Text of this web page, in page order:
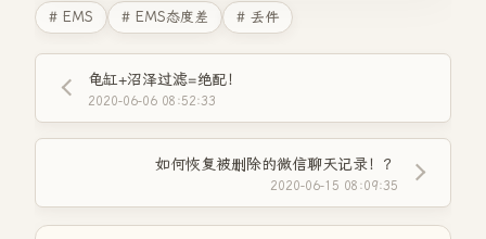
# EMS # EMS态度差 # 丢件
龟缸+沼泽过滤=绝配！
2020-06-06 08:52:33
如何恢复被删除的微信聊天记录！？
2020-06-15 08:09:35